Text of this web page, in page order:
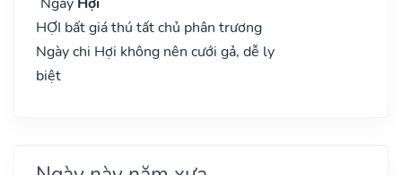
HỢI bất giá thú tất chủ phân trương
Ngày chi Hợi không nên cưới gả, dễ ly
biệt